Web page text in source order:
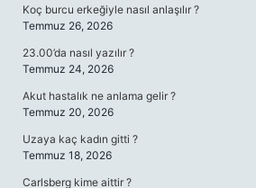
Koç burcu erkeğiyle nasıl anlaşılır ?
Temmuz 26, 2026
23.00’da nasıl yazılır ?
Temmuz 24, 2026
Akut hastalık ne anlama gelir ?
Temmuz 20, 2026
Uzaya kaç kadın gitti ?
Temmuz 18, 2026
Carlsberg kime aittir ?